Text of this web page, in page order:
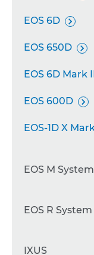
EOS 6D 
EOS 650D 
EOS 6D Mark
EOS 600D 
EOS-1D X
EOS M System
EOS M5 
EOS R System
EOS R
IXUS